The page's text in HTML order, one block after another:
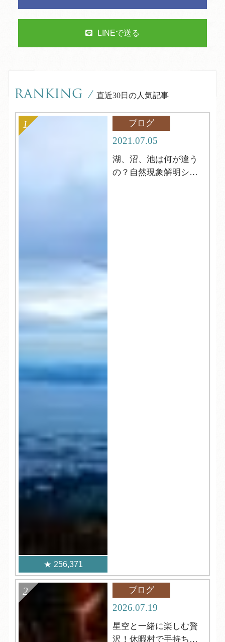
LINEで送る
RANKING / 直近30日の人気記事
256,371
ブログ
2021.07.05
湖、沼、池は何が違う
の？自然現象解明シリ
ブログ
2026.07.19
星空と一緒に楽しむ贅
沢！休暇村で手持ち花